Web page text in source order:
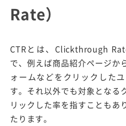
Rate）
CTRとは、Clickthrough
で、例えば商品紹介ページか
ォームなどをクリックした
す。それ以外でも対象となる
リックした率を指すこともあ
たります。